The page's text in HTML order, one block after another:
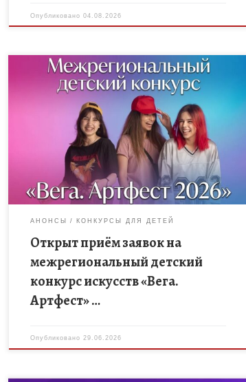
Опубликовано04.08.2026
Уважаемые педагоги, родители и обучающиеся!
Приглашаем принять участие в межрегиональном
детском конкурсе искусств «Вега. Артфест» в 2026
году. Цель конкурса Выявление одарённых детей в
АНОНСЫ КОНКУРСЫ ДЛЯ ДЕТЕЙ
Открыт приём заявок на
межрегиональный детский
конкурс искусств «Вега.
Артфест» …
Опубликовано29.06.2026